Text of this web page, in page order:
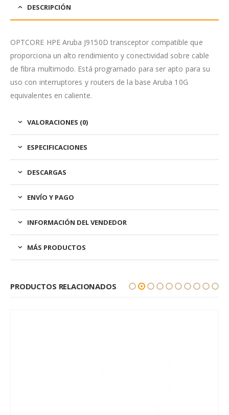
DESCRIPCIÓN
OPTCORE HPE Aruba J9150D transceptor compatible que
proporciona un alto rendimiento y conectividad sobre cable
de fibra multimodo. Está programado para ser apto para su
uso con interruptores y routers de la base Aruba 10G
equivalentes en caliente.
VALORACIONES (0)
ESPECIFICACIONES
DESCARGAS
ENVÍO Y PAGO
INFORMACIÓN DEL VENDEDOR
MÁS PRODUCTOS
PRODUCTOS RELACIONADOS